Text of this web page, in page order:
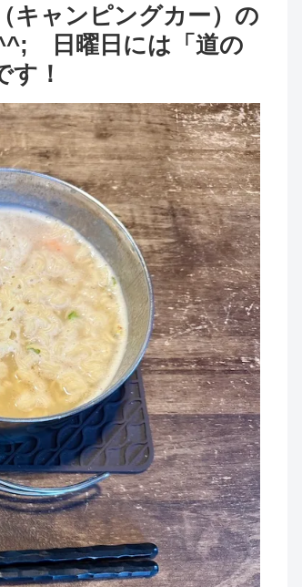
キャンピングカー）の
日曜日には「道の
！